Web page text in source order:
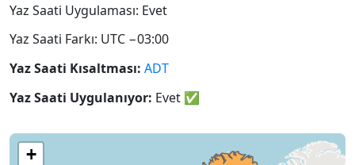
Yaz Saati Uygulaması: Evet
Yaz Saati Farkı: UTC −03:00
Yaz Saati Kısaltması: ADT
Yaz Saati Uygulanıyor: Evet ✅
+